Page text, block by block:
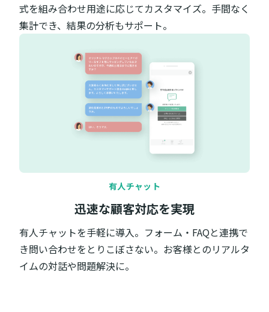
式を組み合わせ用途に応じてカスタマイズ。手間なく
集計でき、結果の分析もサポート。
有人チャット
迅速な顧客対応を実現
有人チャットを手軽に導入。フォーム・FAQと連携で
き問い合わせをとりこぼさない。お客様とのリアルタ
イムの対話や問題解決に。